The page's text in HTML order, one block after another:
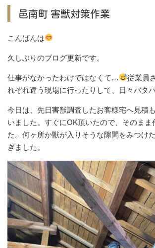
邑南町 害獣対策作業
こんばんは
久しぶりのブログ更新です。
仕事がなかったわけではなくて…
従業員
れぞれ違う現場に行ったりして、日々バタ
今日は、先日害獣調査したお客様宅へ見積
いました。すぐにOK頂いたので、そのまま
た。何ヶ所か獣が入りそうな隙間をみつけ
ぎました。